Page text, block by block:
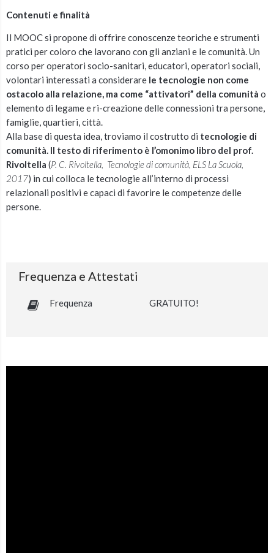
Contenuti e finalità
Il MOOC si propone di offrire conoscenze teoriche e strumenti
pratici per coloro che lavorano con gli anziani e le comunità. Un
corso per operatori socio-sanitari, educatori, operatori sociali,
volontari interessati a considerare le tecnologie non come
ostacolo alla relazione, ma come “attivatori” della comunità o
elemento di legame e ri-creazione delle connessioni tra persone,
famiglie, quartieri, città.
Alla base di questa idea, troviamo il costrutto di tecnologie di
comunità. Il testo di riferimento è l’omonimo libro del prof.
Rivoltella (P. C. Rivoltella, Tecnologie di comunità, ELS La Scuola,
2017) in cui colloca le tecnologie all’interno di processi
relazionali positivi e capaci di favorire le competenze delle
persone.
Frequenza e Attestati
Frequenza GRATUITO!